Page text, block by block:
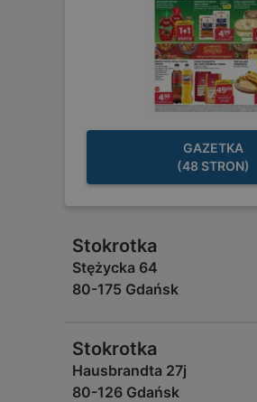
GAZETKA
(48 STRON)
Stokrotka
Stężycka 64
80-175 Gdańsk
Stokrotka
Hausbrandta 27j
80-126 Gdańsk